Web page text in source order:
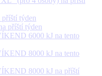
týden
příští týden
6000 kJ na tento
8000 kJ na tento
8000 kJ na příští